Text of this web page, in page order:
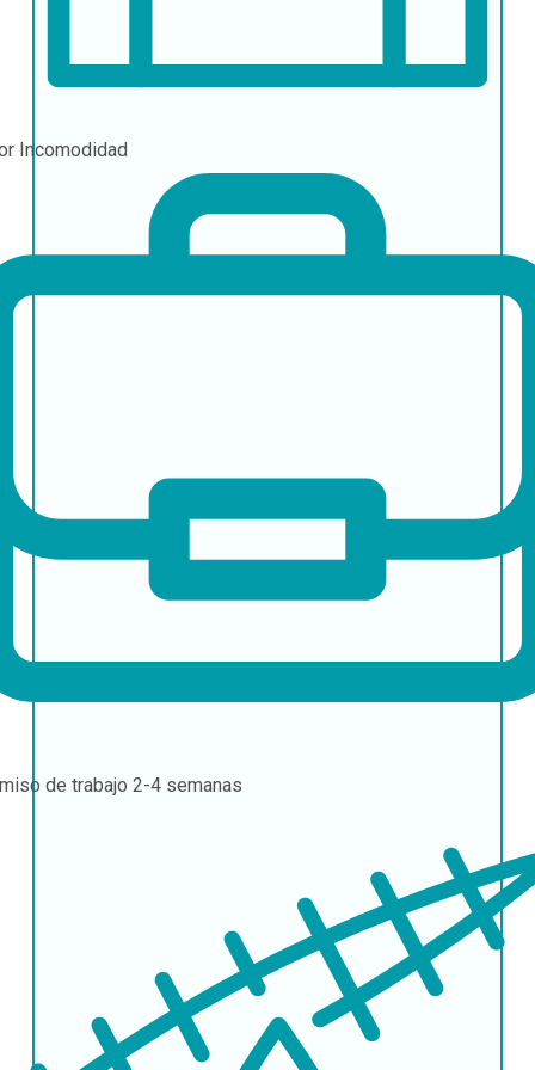
Incomodidad
de trabajo 2-4 semanas